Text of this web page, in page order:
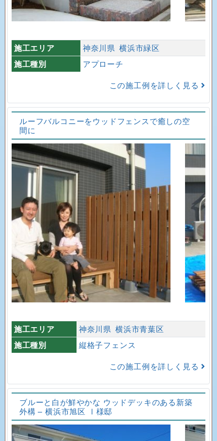
施工エリア 神奈川県 横浜市緑区
施工種別
アプローチ
この施工例を詳しく見る
ルーフバルコニーをウッドフェンスで癒しの空
間に
施工エリア 神奈川県 横浜市青葉区
施工種別
縦格子フェンス
この施工例を詳しく見る
ブルーと白が鮮やかな ウッドデッキのある新築
外構 – 横浜市旭区 Ⅰ様邸